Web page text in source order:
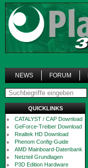
NEWS FORUM
QUICKLINKS
CATALYST / CAP Download
GeForce-Treiber Download
Realtek HD Download
Phenom Config-Guide
AMD Mainboard-Datenbank
Netzteil Grundlagen
P3D Edition Hardware